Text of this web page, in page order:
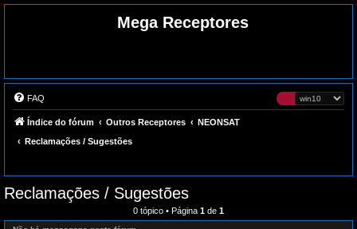
Mega Receptores
FAQ
Índice do fórum Outros Receptores
NEONSAT
Reclamações / Sugestões
Reclamações / Sugestões
0 tópico • Página 1 de 1